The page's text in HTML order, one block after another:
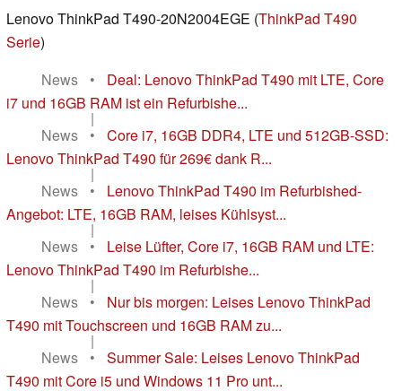
Lenovo ThinkPad T490-20N2004EGE (ThinkPad T490
Serie)
News
•
Deal: Lenovo ThinkPad T490 mit LTE, Core
i7 und 16GB RAM ist ein Refurbishe...
|
News
•
Core i7, 16GB DDR4, LTE und 512GB-SSD:
Lenovo ThinkPad T490 für 269€ dank R...
|
News
•
Lenovo ThinkPad T490 im Refurbished-
Angebot: LTE, 16GB RAM, leises Kühlsyst...
|
News
•
Leise Lüfter, Core i7, 16GB RAM und LTE:
Lenovo ThinkPad T490 im Refurbishe...
|
News
•
Nur bis morgen: Leises Lenovo ThinkPad
T490 mit Touchscreen und 16GB RAM zu...
|
News
•
Summer Sale: Leises Lenovo ThinkPad
T490 mit Core i5 und Windows 11 Pro unt...